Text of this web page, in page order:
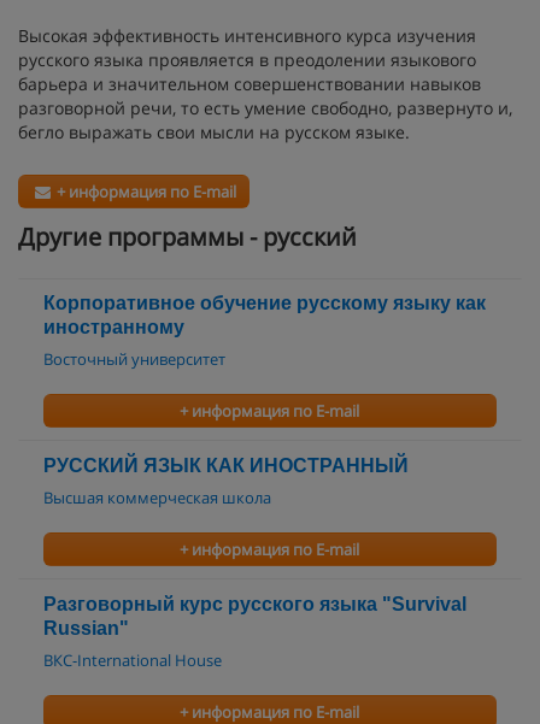
Высокая эффективность интенсивного курса изучения
русского языка проявляется в преодолении языкового
барьера и значительном совершенствовании навыков
разговорной речи, то есть умение свободно, развернуто и,
бегло выражать свои мысли на русском языке.
+ информация по E-mail
Другие программы - русский
Корпоративное обучение русскому языку как
иностранному
Восточный университет
+ информация по E-mail
РУССКИЙ ЯЗЫК КАК ИНОСТРАННЫЙ
Высшая коммерческая школа
+ информация по E-mail
Разговорный курс русского языка "Survival
Russian"
ВКС-International House
+ информация по E-mail